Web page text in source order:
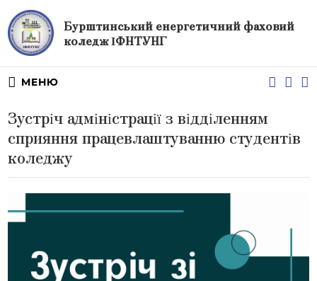
Бурштинський енергетичний фаховий
коледж ІФНТУНГ
МЕНЮ
Зустріч адміністрації з відділенням
сприяння працевлаштуванню студентів
коледжу